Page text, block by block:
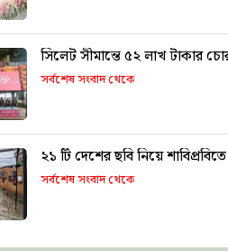
সিলেট সীমান্তে ৫২ লাখ টাকার
সর্বশেষ সংবাদ থেকে
২১ টি দেশের ছবি নিয়ে
সর্বশেষ সংবাদ থেকে